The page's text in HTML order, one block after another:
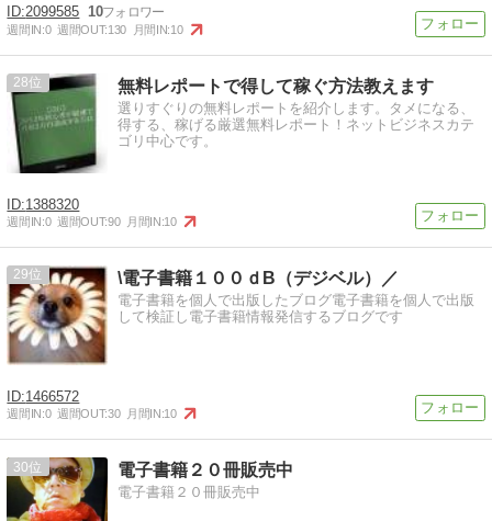
2099585 10
週間IN:0 週間OUT:130 月間IN:10
28 無料レポートで得して稼ぐ方法教えます
選りすぐりの無料レポートを紹介します。タメになる、
得する、稼げる厳選無料レポート！ネットビジネスカテ
ゴリ中心です。
1388320
週間IN:0 週間OUT:90 月間IN:10
29 \電子書籍１００ｄB（デジベル）／
電子書籍を個人で出版したブログ電子書籍を個人で出版
して検証し電子書籍情報発信するブログです
1466572
週間IN:0 週間OUT:30 月間IN:10
30 電子書籍２０冊販売中
電子書籍２０冊販売中